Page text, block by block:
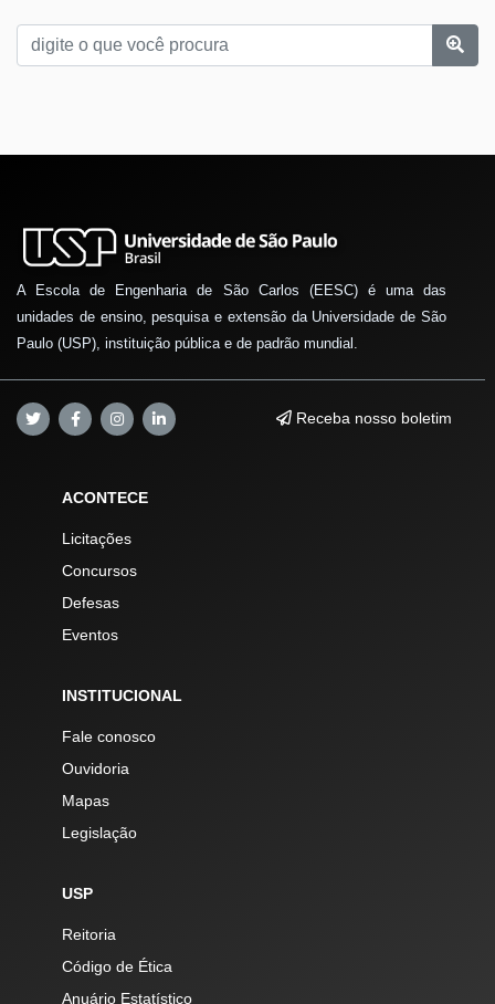
A Escola de Engenharia de São Carlos (EESC) é uma das
unidades de ensino, pesquisa e extensão da Universidade de São
Paulo (USP), instituição pública e de padrão mundial.
Receba nosso boletim
ACONTECE
Licitações
Concursos
Defesas
Eventos
INSTITUCIONAL
Fale conosco
Ouvidoria
Mapas
Legislação
USP
Reitoria
Código de Ética
Anuário Estatístico